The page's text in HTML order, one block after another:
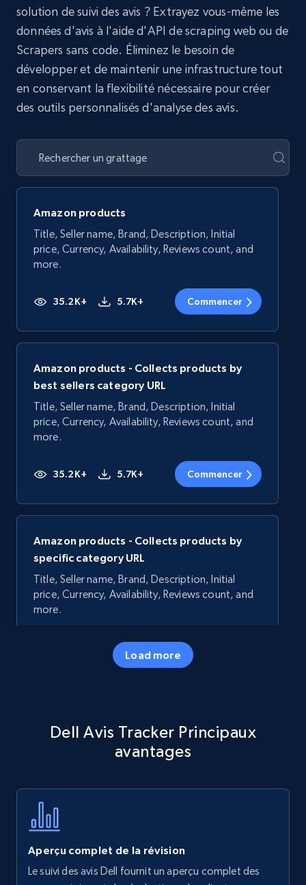
solution de suivi des avis ? Extrayez vous-même les
données d'avis à l'aide d'API de scraping web ou de
Scrapers sans code. Éliminez le besoin de
développer et de maintenir une infrastructure tout
en conservant la flexibilité nécessaire pour créer
des outils personnalisés d'analyse des avis.
Amazon products
Title, Seller name, Brand, Description, Initial
price, Currency, Availability, Reviews count, and
more.
35.2K+ 5.7K+ Commencer
Amazon products - Collects products by
best sellers category URL
Title, Seller name, Brand, Description, Initial
price, Currency, Availability, Reviews count, and
more.
35.2K+ 5.7K+ Commencer
Amazon products - Collects products by
specific category URL
Title, Seller name, Brand, Description, Initial
price, Currency, Availability, Reviews count, and
more.
5.7K+ Commencer
specific keywords
Title, Seller name, Brand, Description, Initial
Load more
Dell Avis Tracker Principaux
avantages
Aperçu complet de la révision
Le suivi des avis Dell fournit un aperçu complet des